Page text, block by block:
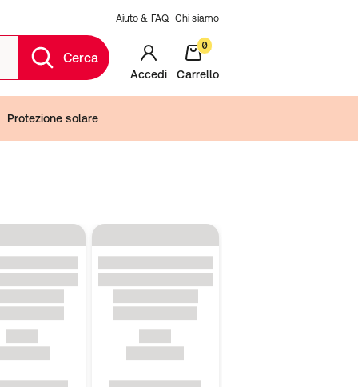
Aiuto & FAQ Chi siamo
Cerca
Accedi
0
Carrello
Protezione solare